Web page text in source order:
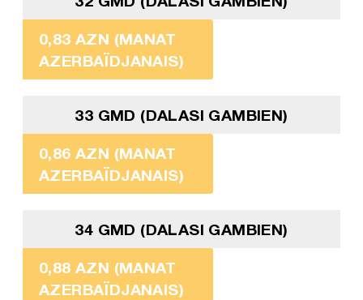
0,83 AZN (MANAT
AZERBAÏDJANAIS)
33 GMD (DALASI GAMBIEN)
0,86 AZN (MANAT
AZERBAÏDJANAIS)
34 GMD (DALASI GAMBIEN)
0,88 AZN (MANAT
AZERBAÏDJANAIS)